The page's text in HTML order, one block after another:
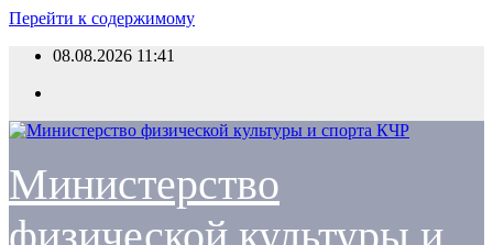
Перейти к содержимому
08.08.2026 11:41
Министерство